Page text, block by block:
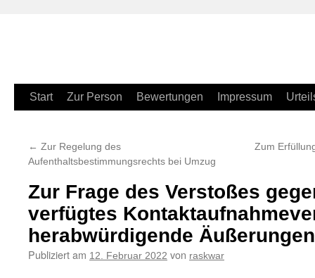
Zum
springen
Start Zur Person Bewertungen Impressum
← Zur Regelung des
Aufenthaltsbestimmungsrechts bei Umzug
Zum
Zur Frage des Verstoßes
verfügtes
herabwürdigende
Publiziert am 12. Februar 2022 von raskwar